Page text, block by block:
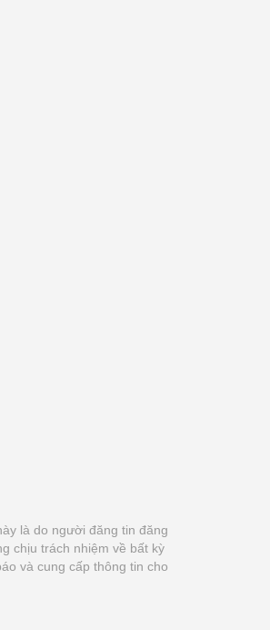
là do người đăng tin đăng
chịu trách nhiệm về bất kỳ
và cung cấp thông tin cho